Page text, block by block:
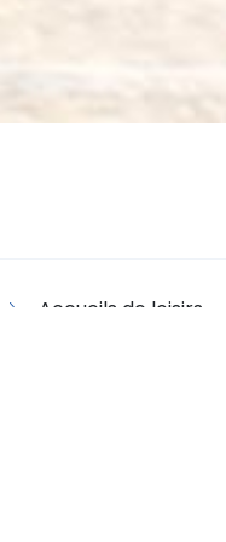
Accueils de loisirs